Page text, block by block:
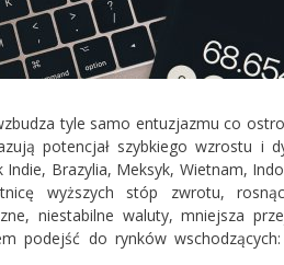
tyle samo entuzjazmu co
potencjał szybkiego wzrostu i
Brazylia, Meksyk, Wietnam,
wyższych stóp zwrotu,
niestabilne waluty, mniejsza
podejść do rynków